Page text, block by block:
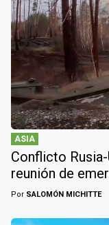
ASIA
Conflicto
reunión de
Por SALOMÓN MICHITTE